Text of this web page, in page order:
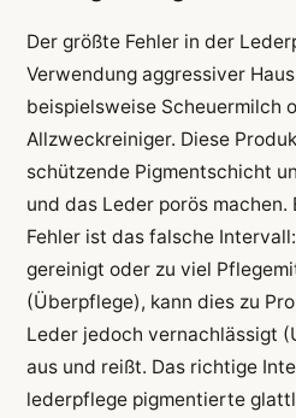
Der größte Fehler in der
Verwendung aggressiver
beispielsweise Scheuermilch
Allzweckreiniger. Diese
schützende Pigmentschicht
und das Leder porös
Fehler ist das falsche
gereinigt oder zu viel
(Überpflege), kann dies zu
Leder jedoch vernachlässigt
aus und reißt. Das richtige
lederpflege pigmentierte